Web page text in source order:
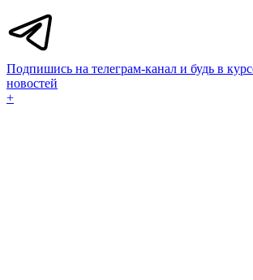
Подпишись на телеграм-канал и будь в
новостей
+